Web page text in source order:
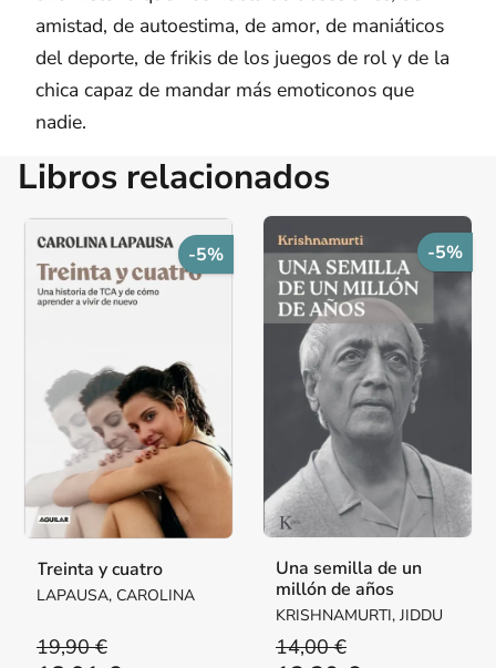
amistad, de autoestima, de amor, de maniáticos
del deporte, de frikis de los juegos de rol y de la
chica capaz de mandar más emoticonos que
nadie.
Libros relacionados
-5%
Treinta y cuatro
LAPAUSA, CAROLINA
19,90 €
-5%
Una semilla de un
millón de años
KRISHNAMURTI, JIDDU
14,00 €